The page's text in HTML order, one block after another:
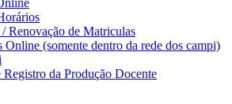
Renovação de Matriculas
Online (somente dentro da rede dos campi)
Registro da Produção Docente